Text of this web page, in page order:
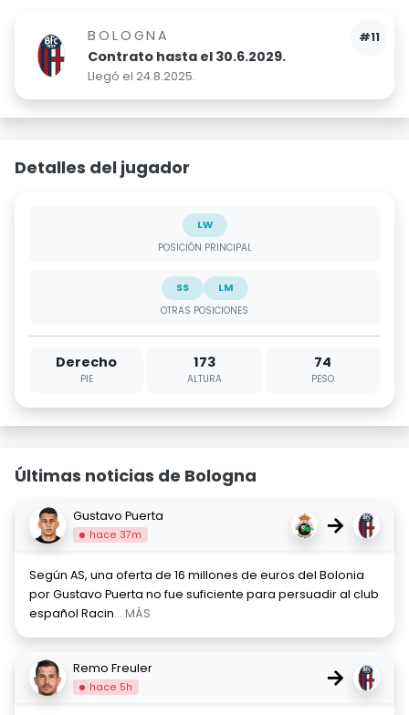
#11
BOLOGNA
Contrato hasta el 30.6.2029.
Llegó el 24.8.2025.
Detalles del jugador
LW
POSICIÓN PRINCIPAL
SS
LM
OTRAS POSICIONES
Derecho
PIE
173
ALTURA
74
PESO
Últimas noticias de Bologna
Gustavo Puerta
hace 37m →
Según AS, una oferta de 16 millones de euros del Bolonia
por Gustavo Puerta no fue suficiente para persuadir al club
español Racin... MÁS
Remo Freuler
hace 5h →